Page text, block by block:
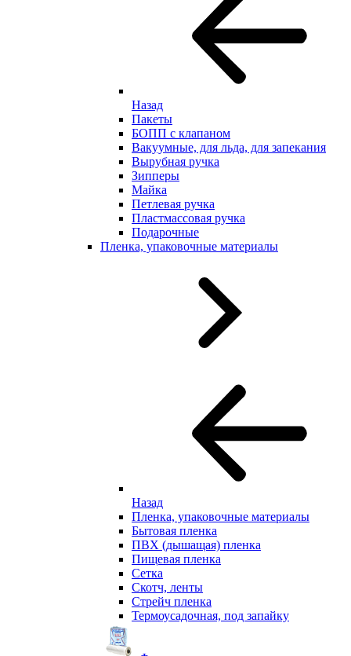
Назад
Пакеты
БОПП с клапаном
Вакуумные, для льда, для запекания
Вырубная ручка
Зипперы
Майка
Петлевая ручка
Пластмассовая ручка
Подарочные
Пленка, упаковочные материалы
Назад
Пленка, упаковочные материалы
Бытовая пленка
ПВХ (дышащая) пленка
Пищевая пленка
Сетка
Скотч, ленты
Стрейч пленка
Термоусадочная, под запайку